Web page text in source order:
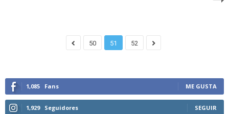
50 51 52
1,085 Fans ME GUSTA
1,929 Seguidores SEGUIR